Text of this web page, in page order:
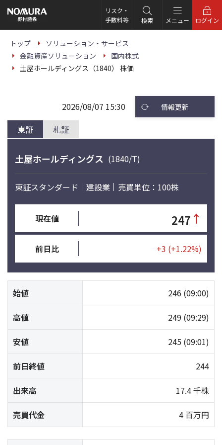
の
ー
リスク・
手数料等
検索 メニュー ログイン
トップ
ソリューション・サービス
金融資産ソリューション
国内株式
土屋ホールディングス（1840） 株価
東証 札証
2026/08/07 15:30 情報更新
土屋ホールディングス (1840/T)
東証スタンダード 建設業 売買単位：100株
現在値 247 ↑
前日比 +3 (+1.22%)
始値 246 (09:00)
高値 249 (09:29)
安値 245 (09:01)
前日終値 244
出来高 17.4 千株
売買代金 4 百万円